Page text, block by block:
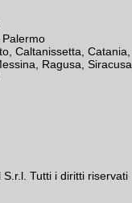
Caltanissetta Catania
Ragusa Siracusa
Tutti i diritti riservati